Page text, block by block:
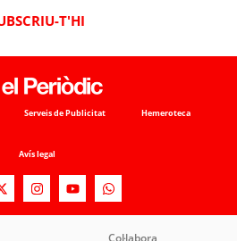
T'HI
Serveis de Publicitat Hemeroteca
Avís legal